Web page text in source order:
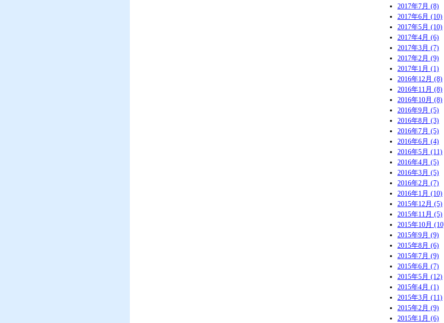
2017年7月 (8)
2017年6月 (10)
2017年5月 (10)
2017年4月 (6)
2017年3月 (7)
2017年2月 (9)
2017年1月 (1)
2016年12月 (8)
2016年11月 (8)
2016年10月 (8)
2016年9月 (5)
2016年8月 (3)
2016年7月 (5)
2016年6月 (4)
2016年5月 (11)
2016年4月 (5)
2016年3月 (5)
2016年2月 (7)
2016年1月 (10)
2015年12月 (5)
2015年11月 (5)
2015年10月
2015年9月 (9)
2015年8月 (6)
2015年7月 (9)
2015年6月 (7)
2015年5月 (12)
2015年4月 (1)
2015年3月 (11)
2015年2月 (9)
2015年1月 (6)